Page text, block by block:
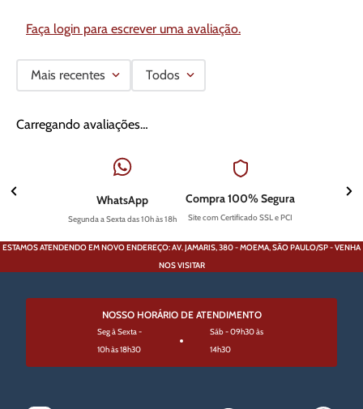
Faça login para escrever uma avaliação.
Mais recentes Todos
Carregando avaliações…
WhatsApp
Segunda a Sexta das 10h às 18h
Compra 100% Segura
Site com Certificado SSL e PCI
ESTAMOS ATENDENDO EM NOVO ENDEREÇO: AV. JAMARIS, 380 - MOEMA, SÃO PAULO/SP - VENHA
NOS VISITAR
NOSSO HORÁRIO DE ATENDIMENTO
Seg à Sexta -
10h às 18h30
Sáb - 09h30 às
14h30